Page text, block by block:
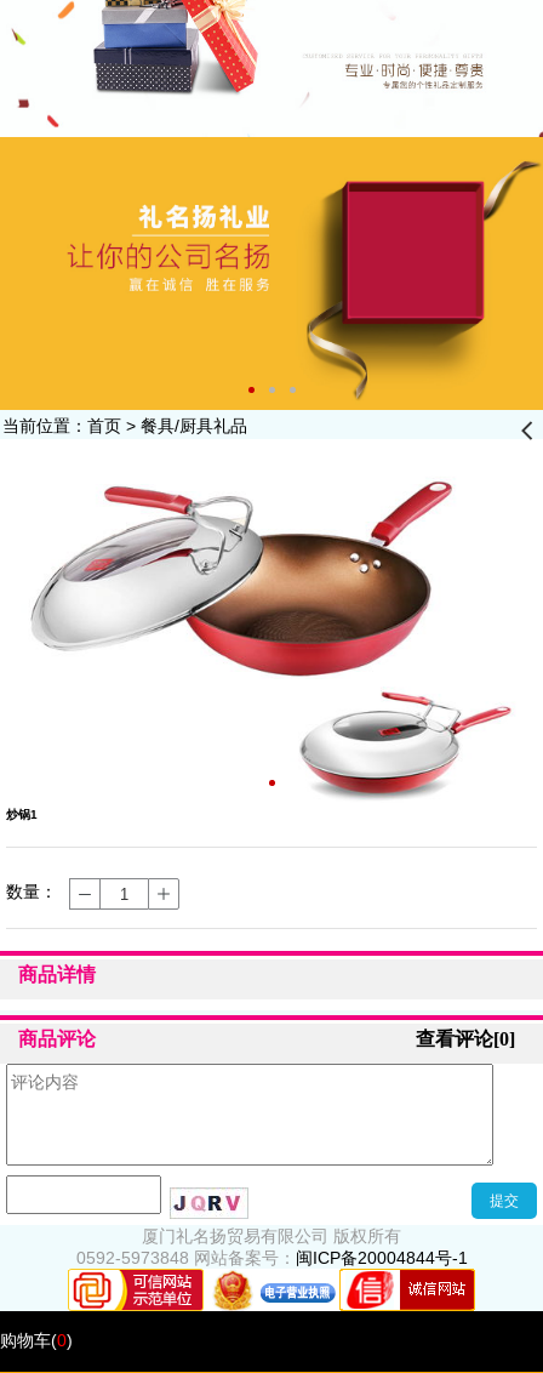
1 2 3
当前位置： 首页> 餐具/厨具礼品 󰊒
炒锅1
数量：
商品详情
查看评论[0]
商品评论
厦门礼名扬贸易有限公司 版权所有
0592-5973848 网站备案号： 闽ICP备20004844号-1
购物车(0)